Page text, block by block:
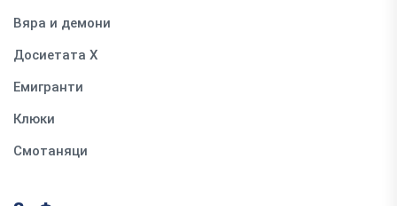
Вяра и демони
Досиетата Х
Емигранти
Клюки
Смотаняци